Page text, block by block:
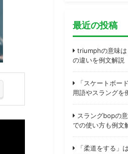
最近の投稿
triumphの意味は
の違いを例文解説
「スケートボー
用語やスラングを
スラングbopの
での使い方も例文
「柔道をする」